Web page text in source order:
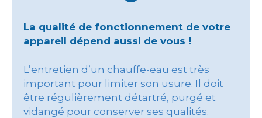
La qualité de fonctionnement de votre
appareil dépend aussi de vous !
L’entretien d’un chauffe-eau est très
important pour limiter son usure. Il doit
être régulièrement détartré, purgé et
vidangé pour conserver ses qualités.